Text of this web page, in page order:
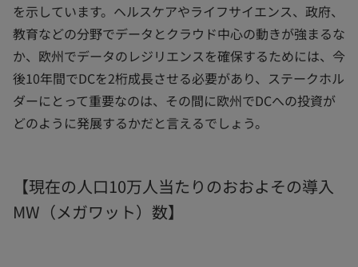
を示しています。ヘルスケアやライフサイエンス、政府、
教育などの分野でデータとクラウド中心の動きが強まるな
か、欧州でデータのレジリエンスを確保するためには、今
後10年間でDCを2桁成長させる必要があり、ステークホル
ダーにとって重要なのは、その間に欧州でDCへの投資が
どのように発展するかだと言えるでしょう。
【現在の人口10万人当たりのおおよその導入
MW（メガワット）数】